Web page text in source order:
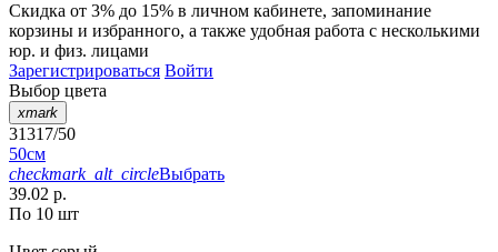
Скидка от 3% до 15% в личном кабинете, запоминание
корзины и избранного, а также удобная работа с несколькими
юр. и физ. лицами
Зарегистрироваться Войти
Выбор цвета
xmark
31317/50
50см
checkmark_alt_circleВыбрать
39.02 р.
По 10 шт